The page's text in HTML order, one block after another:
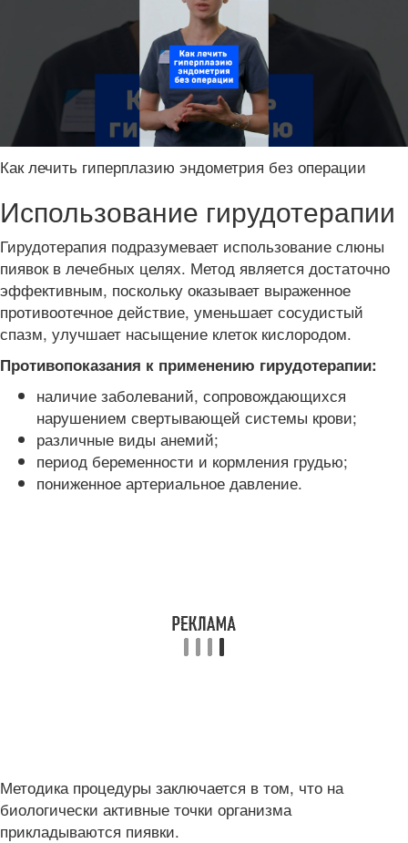
Как лечить гиперплазию эндометрия без операции
Использование гирудотерапии
Гирудотерапия подразумевает использование слюны
пиявок в лечебных целях. Метод является достаточно
эффективным, поскольку оказывает выраженное
противоотечное действие, уменьшает сосудистый
спазм, улучшает насыщение клеток кислородом.
Противопоказания к применению гирудотерапии:
наличие заболеваний, сопровождающихся
нарушением свертывающей системы крови;
различные виды анемий;
период беременности и кормления грудью;
пониженное артериальное давление.
Методика процедуры заключается в том, что на
биологически активные точки организма
прикладываются пиявки.